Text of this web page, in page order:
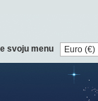
svoju menu